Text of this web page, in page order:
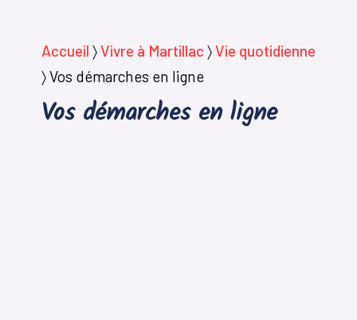
Accueil 〉Vivre à Martillac 〉Vie quotidienne
〉Vos démarches en ligne
Vos démarches en ligne